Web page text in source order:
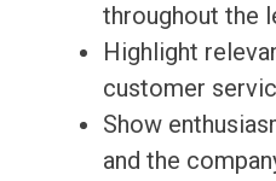
throughout the
Highlight
customer
Show
and the